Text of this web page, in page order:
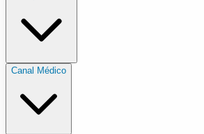
Canal Médico